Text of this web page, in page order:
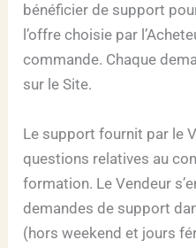
bénéficier de support
l’offre choisie par
commande. Chaque
sur le Site.
Le support fournit par le
questions relatives au
formation. Le Vendeur
demandes de support
(hors weekend et jours